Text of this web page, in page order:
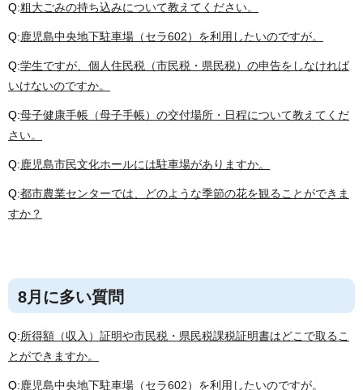
Q:粗大ごみの持ち込みについて教えてください。
Q:鹿児島中央地下駐車場（セラ602）を利用したいのですが。
Q:学生ですが、個人住民税（市民税・県民税）の申告をしなければ
いけないのですか。
Q:母子健康手帳（母子手帳）の交付場所・日程について教えてくだ
さい。
Q:鹿児島市民文化ホールには駐車場がありますか。
Q:都市農業センターでは、どのような季節の花を観ることができま
すか？
8月に多い質問
Q:所得額（収入）証明や市民税・県民税課税証明書はどこで取るこ
とができますか。
Q:鹿児島中央地下駐車場（セラ602）を利用したいのですが。